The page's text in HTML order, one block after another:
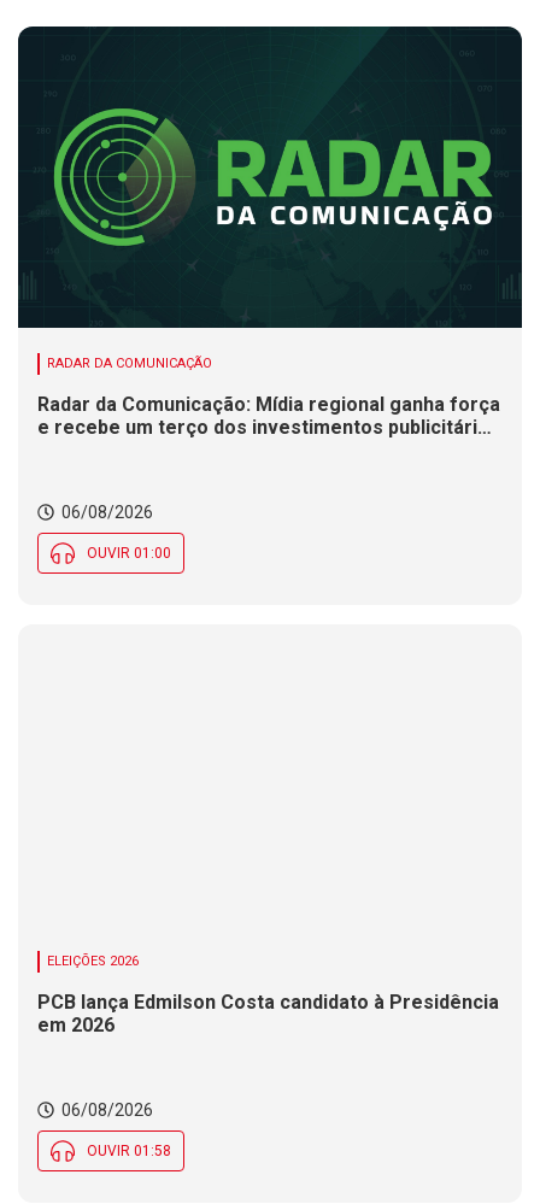
RADAR DA COMUNICAÇÃO
Radar da Comunicação: Mídia regional ganha força
e recebe um terço dos investimentos publicitários
06/08/2026
OUVIR 01:00
ELEIÇÕES 2026
PCB lança Edmilson Costa candidato à Presidência
em 2026
06/08/2026
OUVIR 01:58